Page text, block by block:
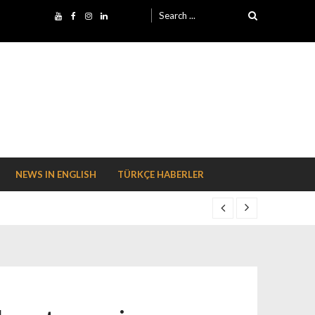
Search for:
NEWS IN ENGLISH TÜRKÇE HABERLER